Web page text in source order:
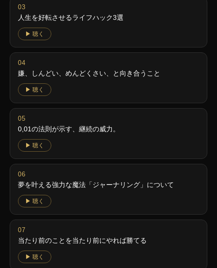
人生を好転させるライフハック3選
▶ 聴く
嫌、しんどい、めんどくさい、と向き合うこと
▶ 聴く
0,01の法則が示す、継続の威力。
▶ 聴く
夢を叶える強力な魔法「ジャーナリング」について
▶ 聴く
当たり前のことを当たり前にやれば勝てる
▶ 聴く